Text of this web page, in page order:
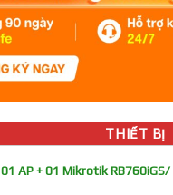
THIẾT BỊ
01 AP + 01 Mikrotik RB760iGS/